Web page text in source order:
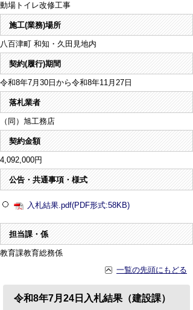
動場トイレ改修工事
施工(業務)場所
八百津町 和知・久田見地内
契約(履行)期間
令和8年7月30日から令和8年11月27日
落札業者
（同）旭工務店
契約金額
4,092,000円
公告・共通事項・様式
入札結果.pdf(PDF形式:58KB)
担当課・係
教育課教育総務係
一覧の先頭にもどる
令和8年7月24日入札結果（建設課）